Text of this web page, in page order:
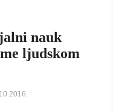
nauk
ljudskom